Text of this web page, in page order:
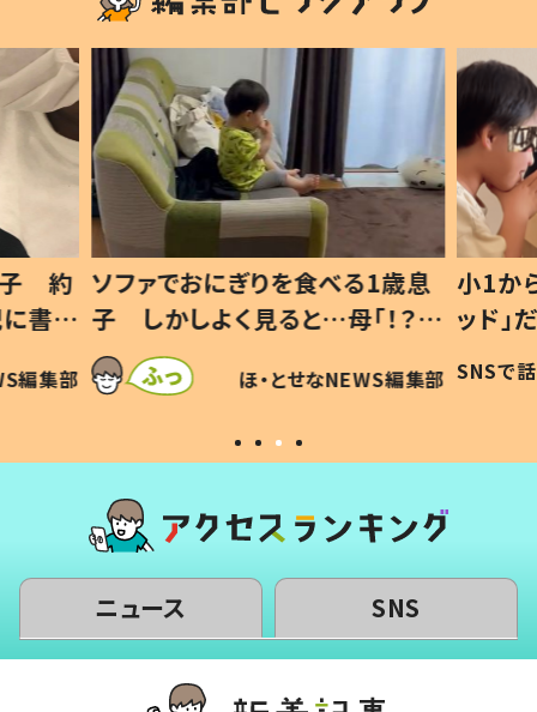
子 約
書い
編集部
ソファでおにぎりを食べる1歳息
子 しかしよく見ると…母「！？」
すべてを察した母の投稿に「可愛
いから許す！」「現行犯〜」
ほ・とせなNEWS編集部
小1か
ッド
作り
#令和
SNSで
ニュース SNS